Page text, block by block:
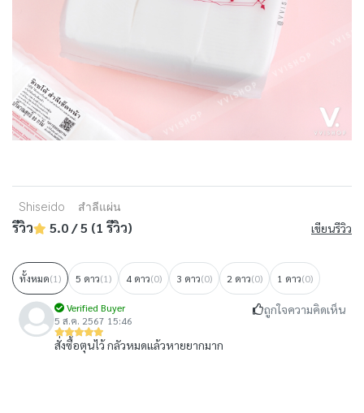
Shiseido สำลีแผ่น
รีวิว 5.0 / 5 (1 รีวิว) เขียนรีวิว
ทั้งหมด(1) 5 ดาว(1) 4 ดาว(0) 3 ดาว(0) 2 ดาว(0) 1 ดาว(0)
Verified Buyer
5 ส.ค. 2567 15:46
สั่งซื้อตุนไว้ กลัวหมดแล้วหายยากมาก
ถูกใจความคิดเห็น